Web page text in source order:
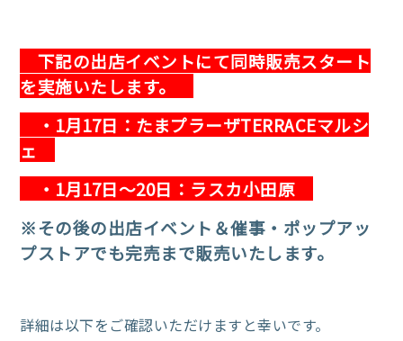
下記の出店イベントにて同時販売スタート
を実施いたします。
・1月17日：たまプラーザTERRACEマルシ
ェ
・1月17日～20日：ラスカ小田原
※その後の出店イベント＆催事・ポップアッ
プストアでも完売まで販売いたします。
詳細は以下をご確認いただけますと幸いです。